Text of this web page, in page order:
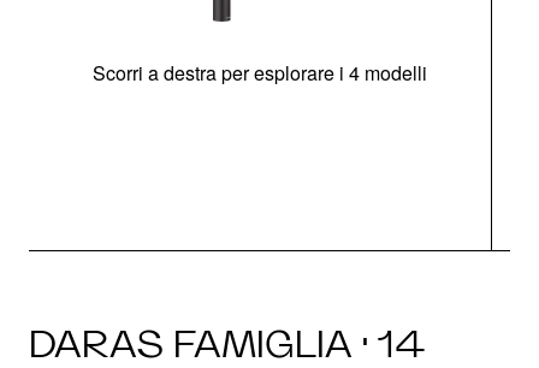
Scorri a destra per esplorare i 4 modelli
DARAS FAMIGLIA · 14